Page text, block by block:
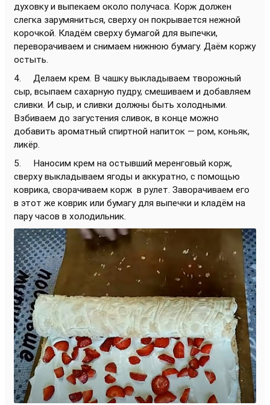
духовку и выпекаем около получаса. Корж должен
слегка зарумяниться, сверху он покрывается нежной
корочкой. Кладём сверху бумагой для выпечки,
переворачиваем и снимаем нижнюю бумагу. Даём коржу
остыть.
4. Делаем крем. В чашку выкладываем творожный
сыр, всыпаем сахарную пудру, смешиваем и добавляем
сливки. И сыр, и сливки должны быть холодными.
Взбиваем до загустения сливок, в конце можно
добавить ароматный спиртной напиток — ром, коньяк,
ликёр.
5. Наносим крем на остывший меренговый корж,
сверху выкладываем ягоды и аккуратно, с помощью
коврика, сворачиваем корж в рулет. Заворачиваем его
в этот же коврик или бумагу для выпечки и кладём на
пару часов в холодильник.